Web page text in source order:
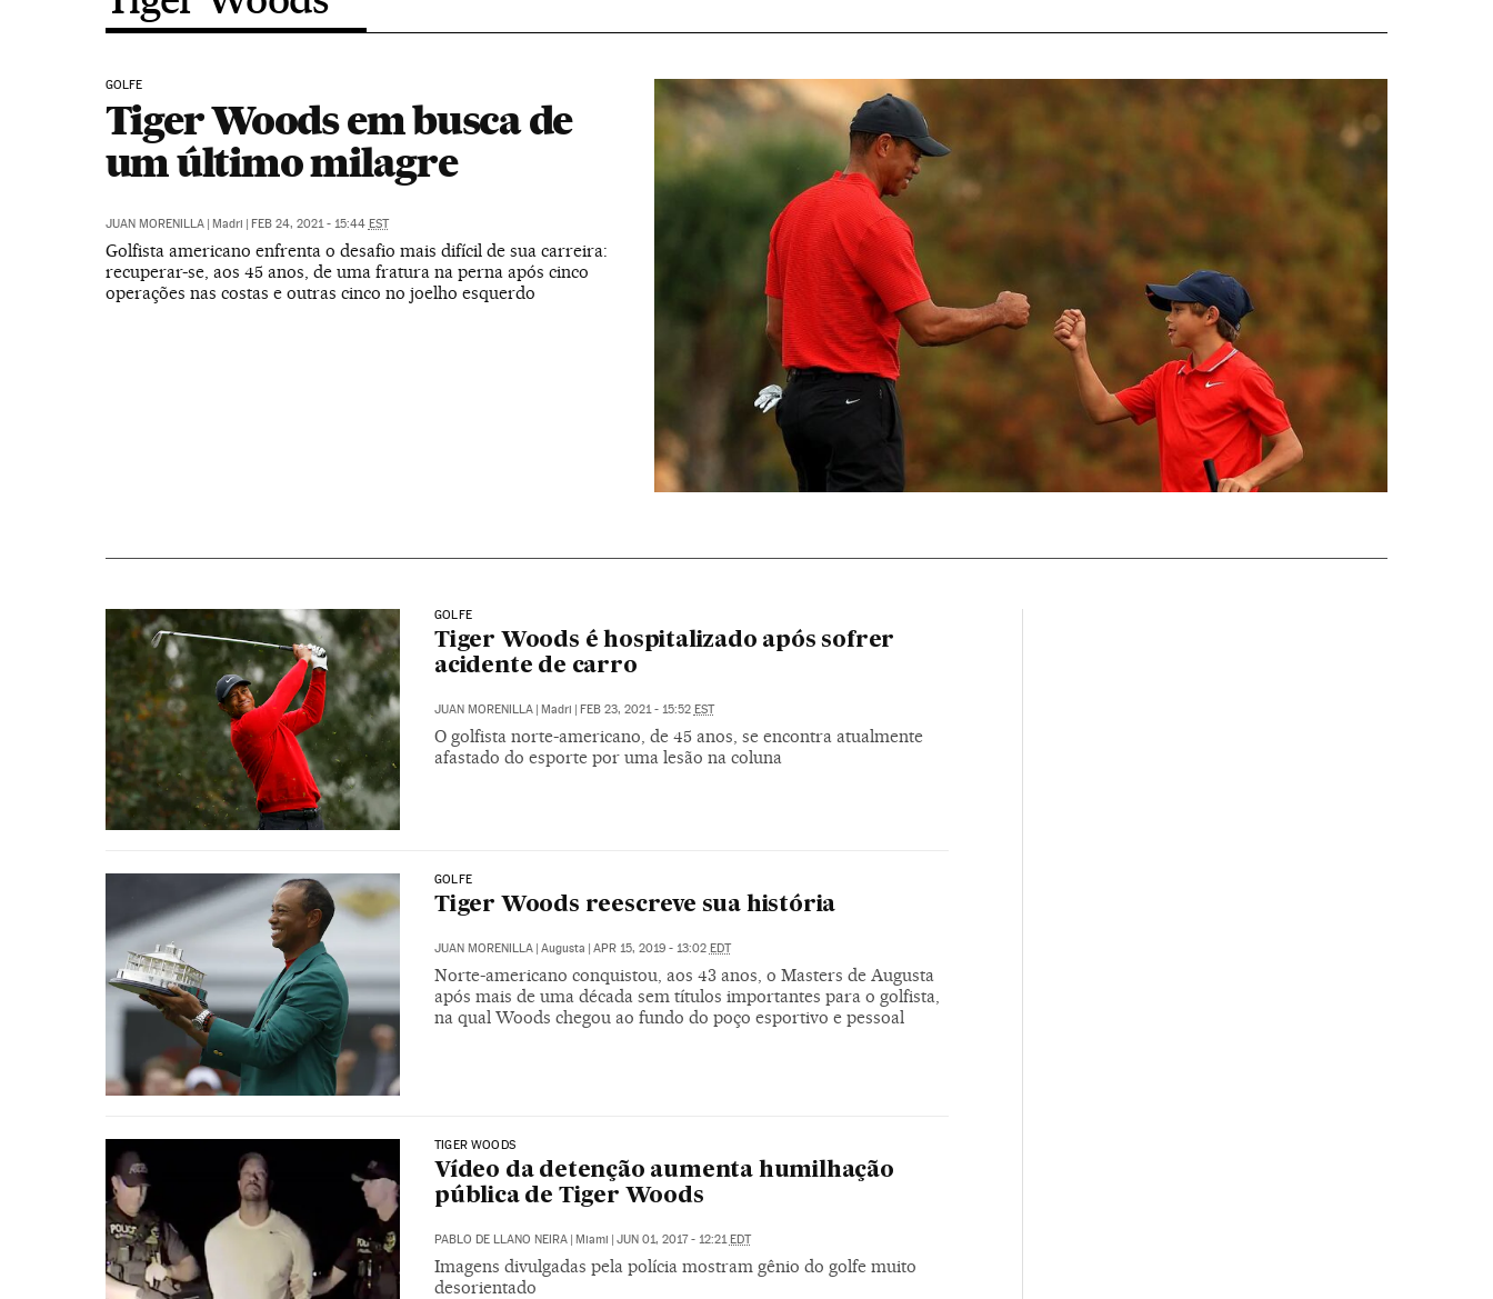
GOLFE
Tiger Woods em busca de
um último milagre
JUAN MORENILLA | Madri | FEB 24, 2021 - 15:44 EST
Golfista americano enfrenta o desafio mais difícil de sua carreira:
recuperar-se, aos 45 anos, de uma fratura na perna após cinco
operações nas costas e outras cinco no joelho esquerdo
GOLFE
Tiger Woods é hospitalizado após sofrer
acidente de carro
JUAN MORENILLA | Madri | FEB 23, 2021 - 15:52 EST
O golfista norte-americano, de 45 anos, se encontra atualmente
afastado do esporte por uma lesão na coluna
GOLFE
Tiger Woods reescreve sua história
JUAN MORENILLA Augusta APR 15, 2019 - 13:02 EDT
Norte-americano conquistou, aos 43 anos, o Masters de Augusta
após mais de uma década sem títulos importantes para o golfista,
na qual Woods chegou ao fundo do poço esportivo e pessoal
TIGER WOODS
Vídeo da detenção aumenta humilhação
pública de Tiger Woods
PABLO DE LLANO NEIRA | Miami | JUN 01, 2017 - 12:21 EDT
Imagens divulgadas pela polícia mostram gênio do golfe muito
desorientado